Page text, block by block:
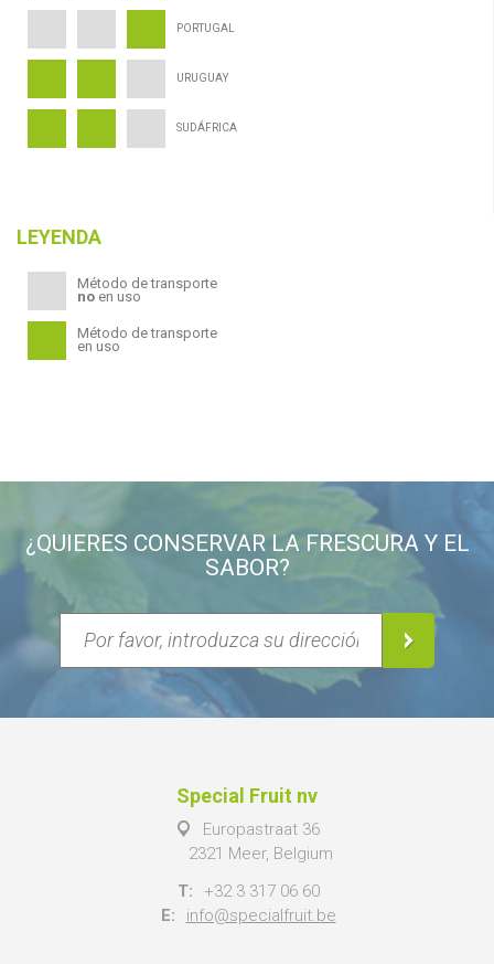
PORTUGAL
URUGUAY
SUDÁFRICA
LEYENDA
Método de transporte
no en uso
Método de transporte
en uso
¿QUIERES CONSERVAR LA FRESCURA Y EL
SABOR?
Special Fruit nv
Europastraat 36
2321 Meer, Belgium
T:
+32 3 317 06 60
E:
info@specialfruit.be